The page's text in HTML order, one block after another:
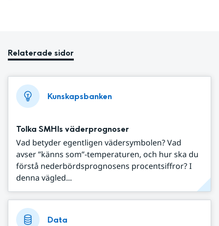
Relaterade sidor
Kunskapsbanken
Tolka SMHIs väderprognoser
Vad betyder egentligen vädersymbolen? Vad
avser ”känns som”-temperaturen, och hur ska du
förstå nederbördsprognosens procentsiffror? I
denna vägled...
Data